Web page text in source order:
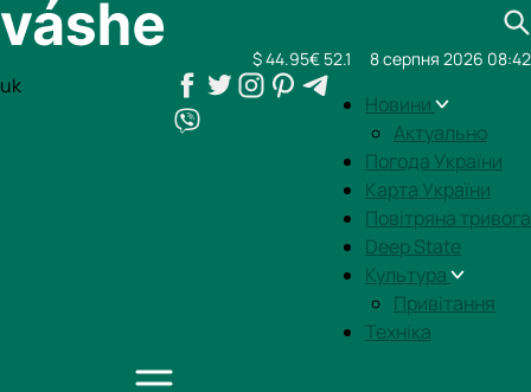
uk
Новини
Актуально
Погода України
Карта України
Повітряна тривога
Deep State
Культура
Привітання
Техніка
$ 44.95€ 52.1 8 серпня 2026 08:42